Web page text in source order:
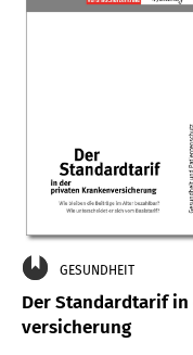
GESUNDHEIT
Der Standard­tarif
versicherung